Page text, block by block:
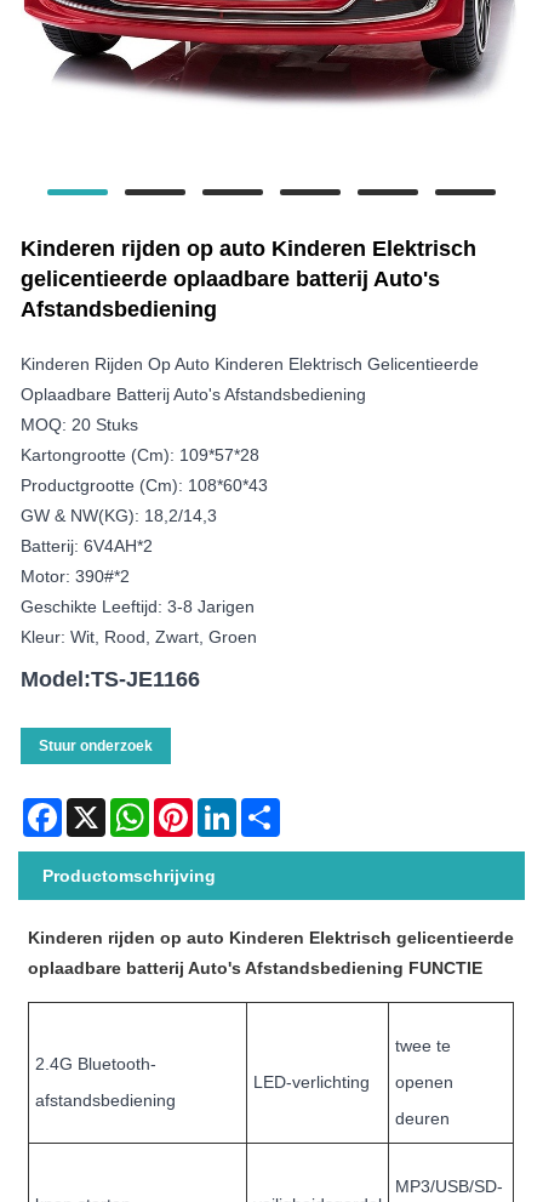
Kinderen rijden op auto Kinderen Elektrisch
gelicentieerde oplaadbare batterij Auto's
Afstandsbediening
Kinderen Rijden Op Auto Kinderen Elektrisch Gelicentieerde
Oplaadbare Batterij Auto's Afstandsbediening
MOQ: 20 Stuks
Kartongrootte (cm): 109*57*28
Productgrootte (cm): 108*60*43
GW & NW(KG): 18,2/14,3
Batterij: 6V4AH*2
Motor: 390#*2
Geschikte Leeftijd: 3-8 Jarigen
Kleur: Wit, Rood, Zwart, Groen
Model:TS-JE1166
Stuur onderzoek
Facebook
X WhatsAppPinterestLinkedIn
Productomschrijving
Kinderen rijden op auto Kinderen Elektrisch gelicentieerde
oplaadbare batterij Auto's Afstandsbediening FUNCTIE
2.4G Bluetooth-
afstandsbediening
LED-verlichting
twee te
openen
deuren
MP3/USB/SD-